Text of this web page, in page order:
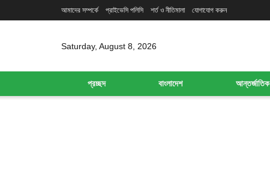
আমাদের সম্পর্কে প্রাইভেসি পলিসি শর্ত ও নীতিমালা যোগাযোগ করুন
Saturday, August 8, 2026
প্রচ্ছদ বাংলাদেশ আন্তর্জাতিক